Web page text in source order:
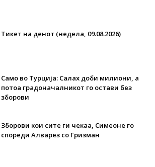
Тикет на денот (недела, 09.08.2026)
Само во Турција: Салах доби милиони, а
потоа градоначалникот го остави без
зборови
Зборови кои сите ги чекаа, Симеоне го
спореди Алварез со Гризман